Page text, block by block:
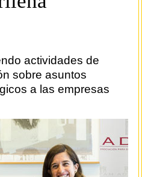
actividades de
sobre asuntos
a las empresas